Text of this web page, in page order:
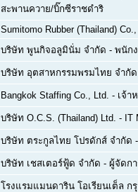
สะพานควาย/บิ๊กซีราชดำริ
Sumitomo Rubber (Thailand)
บริษัท พูนกิจอลูมินั่ม จำกัด - พนัก
บริษัท อุตสาหกรรมพรมไทย จำกั
Bangkok Staffing Co., Ltd. - เจ้า
บริษัท O.C.S. (Thailand) Ltd. - IT
บริษัท ตระกูลไทย โปรดักส์ จำกัด
บริษัท เชสเตอร์ฟู้ด จำกัด - ผู้จัดก
โรงแรมแมนดาริน โอเรียนเต็ล ก